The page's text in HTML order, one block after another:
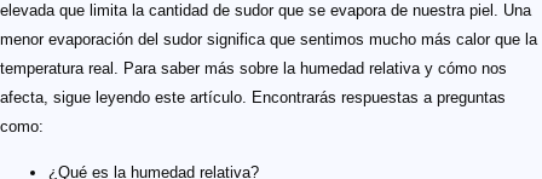
elevada que limita la cantidad de sudor que se evapora de nuestra piel. Una
menor evaporación del sudor significa que sentimos mucho más calor que la
temperatura real. Para saber más sobre la humedad relativa y cómo nos
afecta, sigue leyendo este artículo. Encontrarás respuestas a preguntas
como:
¿Qué es la humedad relativa?